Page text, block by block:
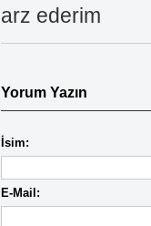
arz ederim
Yorum Yazın
İsim:
E-Mail: